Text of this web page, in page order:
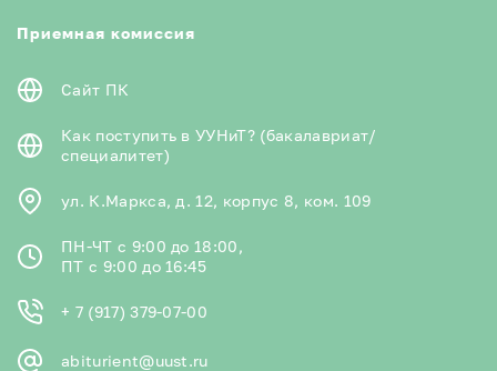
Приемная комиссия
Сайт ПК
Как поступить в УУНиТ? (бакалавриат/
специалитет)
ул. К.Маркса, д. 12, корпус 8, ком. 109
ПН-ЧТ с 9:00 до 18:00,
ПТ с 9:00 до 16:45
+ 7 (917) 379-07-00
abiturient@uust.ru